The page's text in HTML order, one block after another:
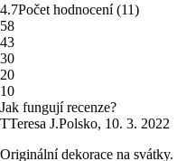
4.7Počet hodnocení(11)
58
43
30
20
10
Jak fungují recenze?
TTeresa J.Polsko, 10. 3. 2022
Originální dekorace na svátky.